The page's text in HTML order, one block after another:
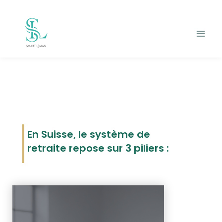
En Suisse, le système de
retraite repose sur 3 piliers :